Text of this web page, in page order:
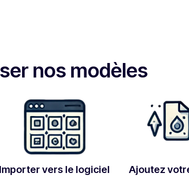
nos modèles
Importer vers le logiciel Ajoutez